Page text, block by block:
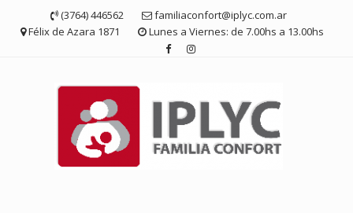
contenido
(3764) 446562
familiaconfort@iplyc.com.ar
Félix de Azara 1871
Lunes a Viernes: de 7.00hs a 13.00hs